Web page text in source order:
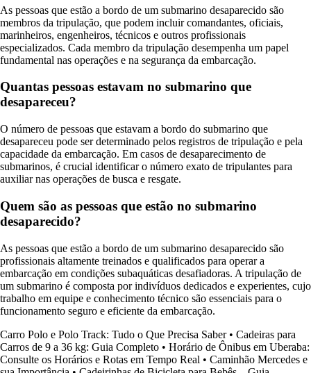
As pessoas que estão a bordo de um submarino desaparecido são
membros da tripulação, que podem incluir comandantes, oficiais,
marinheiros, engenheiros, técnicos e outros profissionais
especializados. Cada membro da tripulação desempenha um papel
fundamental nas operações e na segurança da embarcação.
Quantas pessoas estavam no submarino que
desapareceu?
O número de pessoas que estavam a bordo do submarino que
desapareceu pode ser determinado pelos registros de tripulação e pela
capacidade da embarcação. Em casos de desaparecimento de
submarinos, é crucial identificar o número exato de tripulantes para
auxiliar nas operações de busca e resgate.
Quem são as pessoas que estão no submarino
desaparecido?
As pessoas que estão a bordo de um submarino desaparecido são
profissionais altamente treinados e qualificados para operar a
embarcação em condições subaquáticas desafiadoras. A tripulação de
um submarino é composta por indivíduos dedicados e experientes, cujo
trabalho em equipe e conhecimento técnico são essenciais para o
funcionamento seguro e eficiente da embarcação.
Carro Polo e Polo Track: Tudo o Que Precisa Saber• Cadeiras para
Carros de 9 a 36 kg: Guia Completo • Horário de Ônibus em Uberaba:
Consulte os Horários e Rotas em Tempo Real • Caminhão Mercedes e